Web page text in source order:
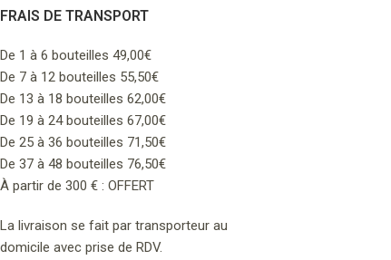
FRAIS DE TRANSPORT
De 1 à 6 bouteilles 49,00€
De 7 à 12 bouteilles 55,50€
De 13 à 18 bouteilles 62,00€
De 19 à 24 bouteilles 67,00€
De 25 à 36 bouteilles 71,50€
De 37 à 48 bouteilles 76,50€
À partir de 300 € : OFFERT
La livraison se fait par transporteur au
domicile avec prise de RDV.